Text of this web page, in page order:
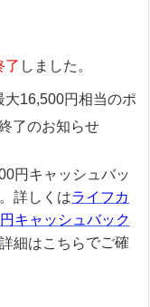
了 しました。
円キャッシュバッ
詳しくはライフカ
キャッシュバック
でご確